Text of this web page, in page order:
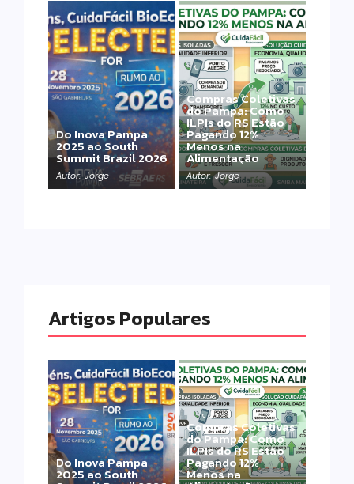
Do Inova Pampa
2025 ao South
Summit Brazil 2026
Autor: Jorge
Compras Coletivas
do Pampa: Como
ILPIs do RS Estão
Pagando 12%
Menos na
Alimentação
Autor: Jorge
Artigos Populares
Do Inova Pampa
2025 ao South
Compras Coletivas
do Pampa: Como
ILPIs do RS Estão
Pagando 12%
Menos na